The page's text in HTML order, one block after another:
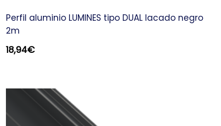
Perfil aluminio LUMINES tipo DUAL lacado negro
2m
18,94€